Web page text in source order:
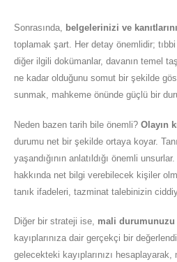
Sonrasında, belgelerinizi ve
toplamak şart. Her detay önemlidir;
diğer ilgili dokümanlar, davanın temel
ne kadar olduğunu somut bir şekilde
sunmak, mahkeme önünde güçlü bir
Neden bazen tarih bile önemli? Olayın
durumu net bir şekilde ortaya koyar.
yaşandığının anlatıldığı önemli
hakkında net bilgi verebilecek kişiler
tanık ifadeleri, tazminat talebinizin
Diğer bir strateji ise, mali
kayıplarınıza dair gerçekçi bir
gelecekteki kayıplarınızı